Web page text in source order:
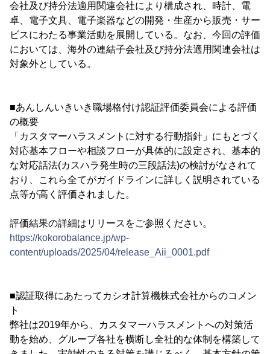
会社及び持分法適用関連会社により構成され、時計、電
卓、電子文具、電子楽器などの開発・生産から販売・サー
ビスにわたる事業活動を展開している。なお、今回の評価
においては、海外の連結子会社及び持分法適用関連会社は
対象外としている。
■あんしんいきいき職場格付け認証評価委員会による評価
の概要
「カスタマーハラスメントに対する行動指針」にもとづく
対応基本フローや相談フローが具体的に設定され、基本的
な対応話法(カスハラ発生時の三段話法)の検討がなされて
おり、これら全てがガイドラインに詳しく説明されている
点等が高く評価されました。
評価結果の詳細はリリースをご参照ください。
https://kokorobalance.jp/wp-
content/uploads/2025/04/release_Aii_0001.pdf
■認証取得にあたってカシオ計算機株式会社からのコメン
ト
弊社は2019年から、カスタマーハラスメントへの対策活
動を始め、グループ各社を横断し全社的な体制を構築して